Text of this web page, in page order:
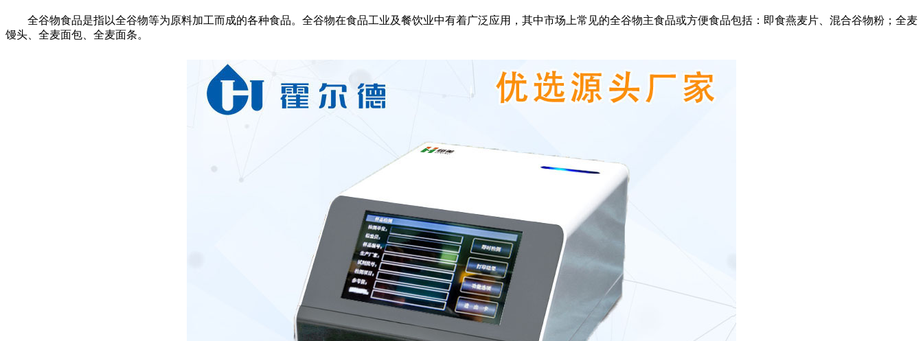
全谷物食品是指以全谷物等为原料加工而成的各种食品。全谷物在食品工业及餐饮业中有着广泛应用，其中市场上常见的全谷物主食品或方便食品包括：即食燕麦片、混合谷物粉；全麦
馒头、全麦面包、全麦面条。